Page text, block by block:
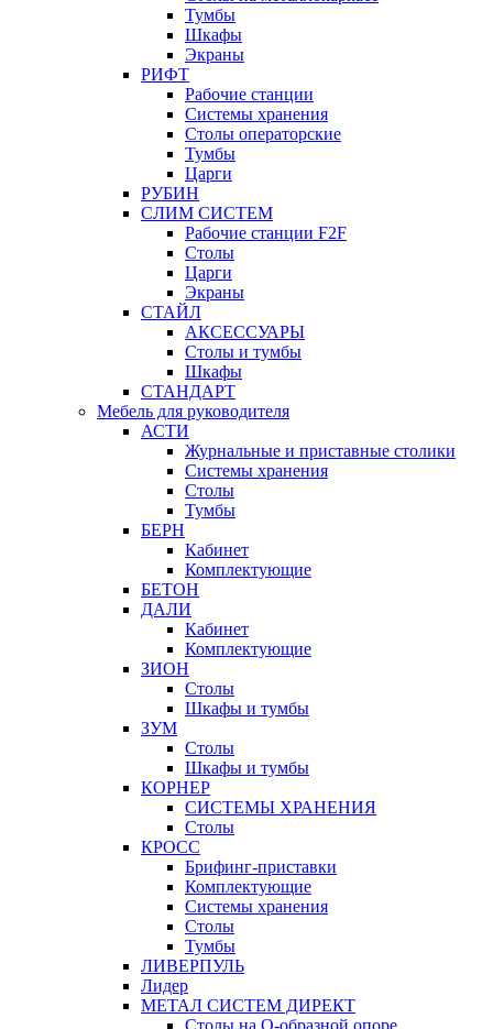
Тумбы
Шкафы
Экраны
РИФТ
Рабочие станции
Системы хранения
Столы операторские
Тумбы
Царги
РУБИН
СЛИМ СИСТЕМ
Рабочие станции F2F
Столы
Царги
Экраны
СТАЙЛ
АКСЕССУАРЫ
Столы и тумбы
Шкафы
СТАНДАРТ
Мебель для руководителя
АСТИ
Журнальные и приставные столики
Системы хранения
Столы
Тумбы
БЕРН
Кабинет
Комплектующие
БЕТОН
ДАЛИ
Кабинет
Комплектующие
ЗИОН
Столы
Шкафы и тумбы
ЗУМ
Столы
Шкафы и тумбы
КОРНЕР
СИСТЕМЫ ХРАНЕНИЯ
Столы
КРОСС
Брифинг-приставки
Комплектующие
Системы хранения
Столы
Тумбы
ЛИВЕРПУЛЬ
Лидер
МЕТАЛ СИСТЕМ ДИРЕКТ